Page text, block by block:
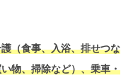
（食事、入浴、排せつな
物、掃除など）、乗車・